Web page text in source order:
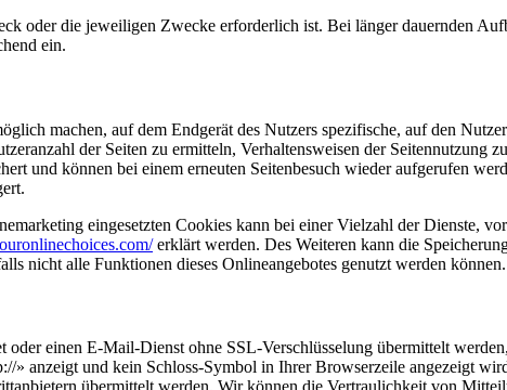
oder die jeweiligen Zwecke erforderlich ist. Bei länger dauernden
ein.
machen, auf dem Endgerät des Nutzers spezifische, auf den
der Seiten zu ermitteln, Verhaltensweisen der Seitennutzung
und können bei einem erneuten Seitenbesuch wieder aufgerufen
eingesetzten Cookies kann bei einer Vielzahl der Dienste,
erklärt werden. Des Weiteren kann die
nicht alle Funktionen dieses Onlineangebotes genutzt werden können.
einen E-Mail-Dienst ohne SSL-Verschlüsselung übermittelt
» anzeigt und kein Schloss-Symbol in Ihrer Browserzeile angezeigt